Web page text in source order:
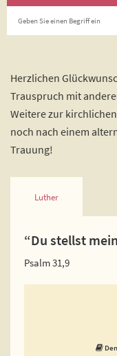
Herzlichen
Trauspruch mit
Weitere zur
noch nach einem
Trauung!
Luther
“Du stellst
Psalm 31,9